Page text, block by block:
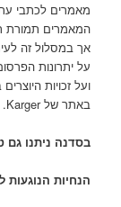
מאמרים לכתבי
המאמרים תמורת
אך במסלול זה
על יתרונות
ועל זכויות
באתר של Karger.
בסדנה ניתנו גם
הנחיות